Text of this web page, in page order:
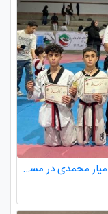
مدال طلای صدرا سلطانخواه و مدال نقره سامیار محمدی در مسابقات قهرمانی نونهالان استان گیلان